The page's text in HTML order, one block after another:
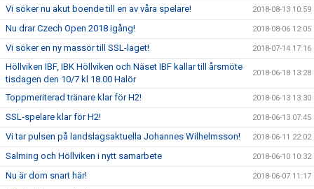
Vi söker nu akut boende till en av våra spelare! 2018-08-13 10:59
Nu drar Czech Open 2018 igång! 2018-08-06 12:05
Vi söker en ny massör till SSL-laget! 2018-07-14 17:16
Höllviken IBF, IBK Höllviken och Näset IBF kallar till årsmöte
tisdagen den 10/7 kl 18.00 Halör
2018-06-18 13:28
Toppmeriterad tränare klar för H2! 2018-06-13 13:30
SSL-spelare klar för H2! 2018-06-13 07:45
Vi tar pulsen på landslagsaktuella Johannes Wilhelmsson! 2018-06-11 22:02
Salming och Höllviken i nytt samarbete 2018-06-10 10:32
Nu är dom snart här! 2018-06-07 11:17